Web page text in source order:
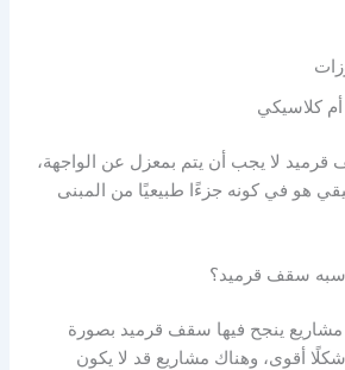
كلاسيكي
قرميد لا يجب أن يتم بمعزل عن الواجهة،
هو في كونه جزءًا طبيعيًا من المبنى
سقف قرميد؟
ينجح فيها سقف قرميد بصورة
أقوى، وهناك مشاريع قد لا يكون